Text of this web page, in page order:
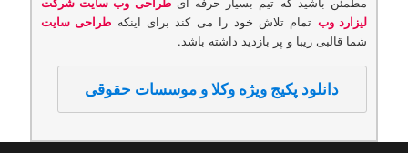
لیزارد وب تمام تلاش خود را می کند برای اینكه طراحی سایت
شما قالبی زیبا و پر بازدید داشته باشد.
دانلود پکیج ویژه وکلا و موسسات حقوقی